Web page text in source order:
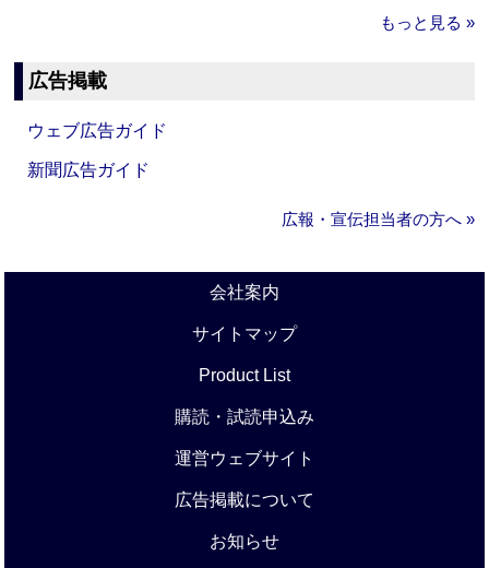
もっと見る »
広告掲載
ウェブ広告ガイド
新聞広告ガイド
広報・宣伝担当者の方へ »
会社案内
サイトマップ
Product List
購読・試読申込み
運営ウェブサイト
広告掲載について
お知らせ